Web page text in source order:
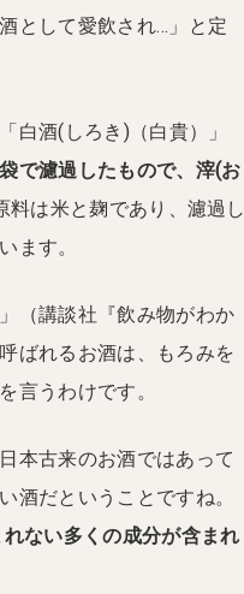
として愛飲され…」と定
白酒(しろき)（白貴）」
で濾過したもので、滓(お
料は米と麹であり、濾過し
ます。
（講談社『飲み物がわか
ばれるお酒は、もろみを
言うわけです。
本古来のお酒ではあって
酒だということですね。
ない多くの成分が含まれ